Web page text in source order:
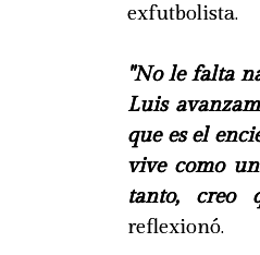
exfutbolista.
"No le falta
Luis
que es el
vive como
tanto, creo
reflexionó.